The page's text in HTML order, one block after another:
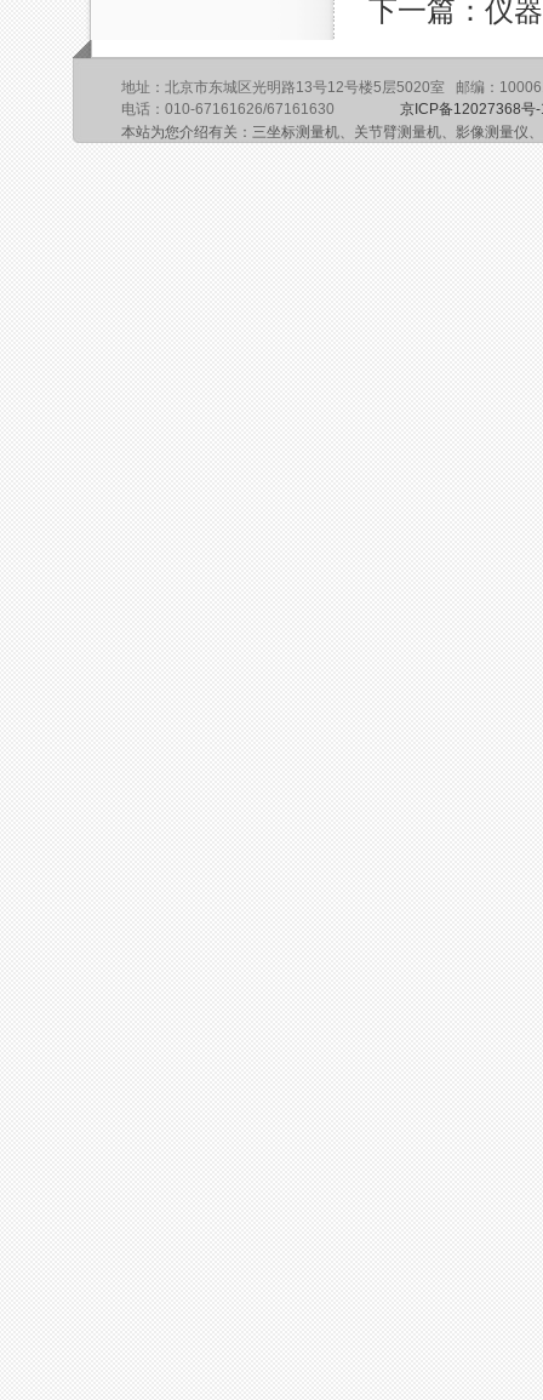
下一篇：仪
地址：北京市东城区光明路13号12号楼5层5020室 邮编：
电话：010-67161626/67161630 京ICP备12027368号
本站为您介绍有关：三坐标测量机、关节臂测量机、影像测量仪